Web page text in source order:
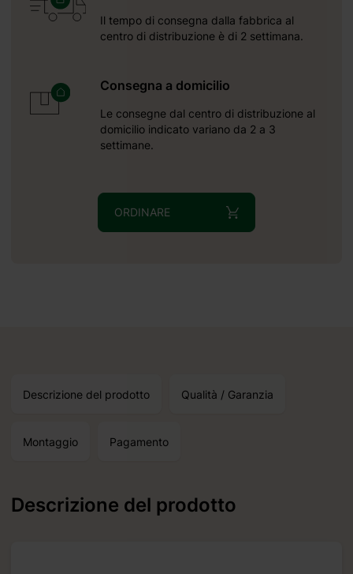
Il tempo di consegna dalla fabbrica al
centro di distribuzione è di 2 settimana.
Consegna a domicilio
Le consegne dal centro di distribuzione al
domicilio indicato variano da 2 a 3
settimane.
ORDINARE
Descrizione del prodotto Qualità / Garanzia
Montaggio Pagamento
Descrizione del prodotto
Riceverete